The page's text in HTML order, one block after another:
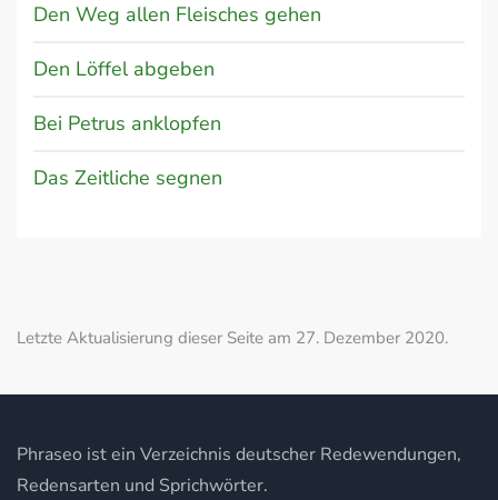
Den Weg allen Fleisches gehen
Den Löffel abgeben
Bei Petrus anklopfen
Das Zeitliche segnen
Letzte Aktualisierung dieser Seite am 27. Dezember 2020.
Phraseo ist ein Verzeichnis deutscher Redewendungen,
Redensarten und Sprichwörter.